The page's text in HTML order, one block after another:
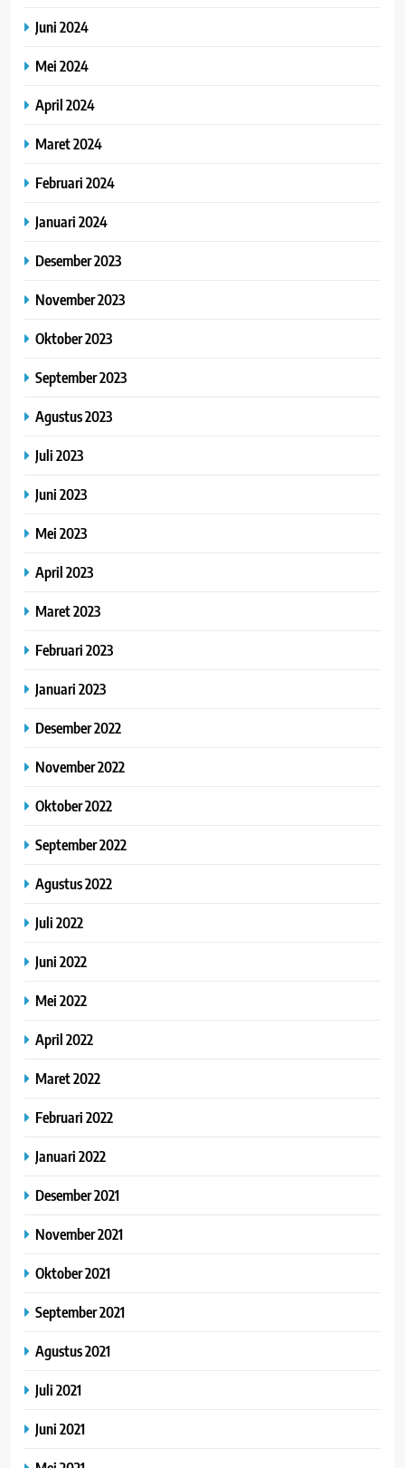
Juni 2024
Mei 2024
April 2024
Maret 2024
Februari 2024
Januari 2024
Desember 2023
November 2023
Oktober 2023
September 2023
Agustus 2023
Juli 2023
Juni 2023
Mei 2023
April 2023
Maret 2023
Februari 2023
Januari 2023
Desember 2022
November 2022
Oktober 2022
September 2022
Agustus 2022
Juli 2022
Juni 2022
Mei 2022
April 2022
Maret 2022
Februari 2022
Januari 2022
Desember 2021
November 2021
Oktober 2021
September 2021
Agustus 2021
Juli 2021
Juni 2021